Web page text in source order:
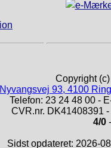
Copyright
Nyvangsvej 93, 4100
Telefon: 23 24 48 00 -
CVR.nr. DK41408391
4/0
Sidst opdateret: 2026-